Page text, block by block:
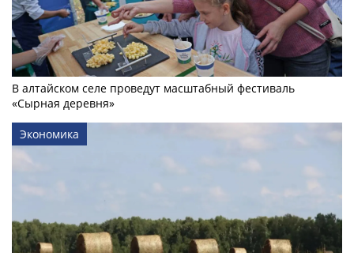
В алтайском селе проведут масштабный фестиваль
«Сырная деревня»
Экономика